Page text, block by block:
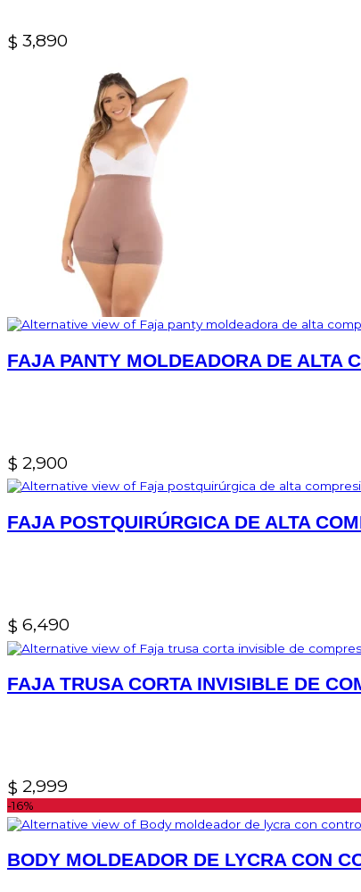
$ 3,890
FAJA PANTY MOLDEADORA DE ALTA
$ 2,900
FAJA POSTQUIRÚRGICA DE ALTA
$ 6,490
FAJA TRUSA CORTA INVISIBLE DE
$ 2,999
-16%
BODY MOLDEADOR DE LYCRA CON